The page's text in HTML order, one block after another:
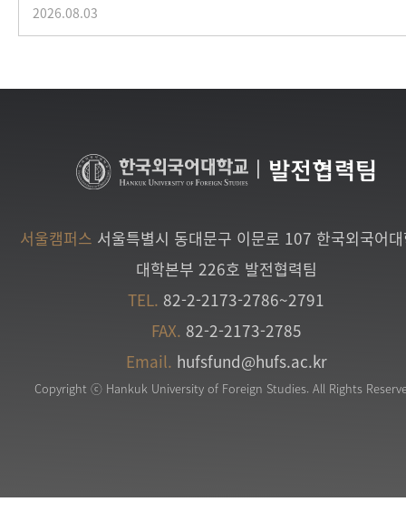
2026.08.03
발전협력팀
서울캠퍼스 서울특별시 동대문구 이문로 107 한국외국어
대학본부 226호 발전협력팀
TEL. 82-2-2173-2786~2791
FAX. 82-2-2173-2785
Email. hufsfund@hufs.ac.kr
Copyright ⓒ Hankuk University of Foreign Studies. All Rights